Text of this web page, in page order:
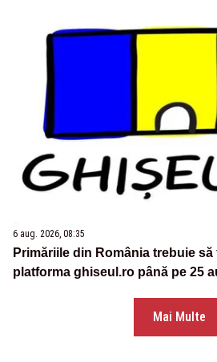
6 aug. 2026, 08:35
Primăriile din România trebuie
platforma ghiseul.ro până pe 25
Mai Multe